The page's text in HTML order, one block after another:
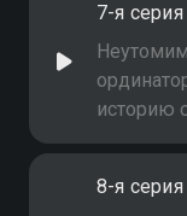
столе.
7-я серия
историю
момент
Валдис
8-я серия